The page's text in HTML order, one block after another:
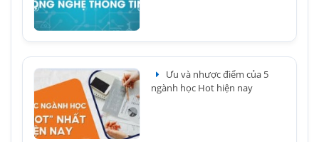
Ưu và nhược điểm của 5
ngành học Hot hiện nay